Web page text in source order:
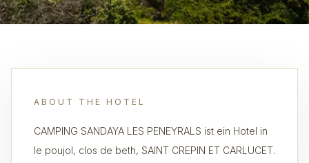
ABOUT THE HOTEL
CAMPING SANDAYA LES PENEYRALS ist ein Hotel in
le poujol, clos de beth, SAINT CREPIN ET CARLUCET.